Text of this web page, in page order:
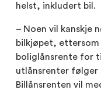
helst, inkludert bil.
– Noen vil kanskje
bilkjøpet, ettersom
boliglånsrente for
utlånsrenter følger
Billånsrenten vil